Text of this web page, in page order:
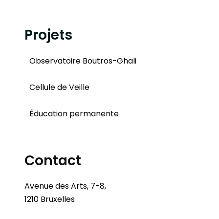
Projets
Observatoire Boutros-Ghali
Cellule de Veille
Éducation permanente
Contact
Avenue des Arts, 7-8,
1210 Bruxelles